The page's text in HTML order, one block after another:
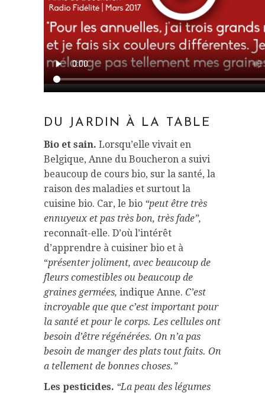
DU JARDIN À LA TABLE
Bio et sain. Lorsqu’elle vivait en
Belgique, Anne du Boucheron a suivi
beaucoup de cours bio, sur la santé, la
raison des maladies et surtout la
cuisine bio. Car, le bio “peut être très
ennuyeux et pas très bon, très fade”,
reconnaît-elle. D’où l’intérêt
d’apprendre à cuisiner bio et à
“présenter joliment, avec beaucoup de
fleurs comestibles ou beaucoup de
graines germées, indique Anne. C’est
incroyable que que c’est important pour
la santé et pour le corps. Les cellules ont
besoin d’être régénérées. On n’a pas
besoin de manger des plats tout faits. On
a tellement de bonnes choses.”
Les pesticides. “La peau des légumes